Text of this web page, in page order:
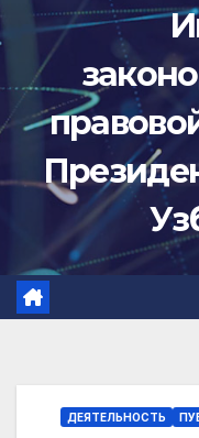
ДЕЯТЕЛЬНОСТЬ